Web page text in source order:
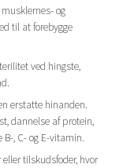
og
til at forebygge
ved hingste,
erstatte hinanden.
dannelse af protein,
, C- og E-vitamin.
tilskudsfoder, hvor